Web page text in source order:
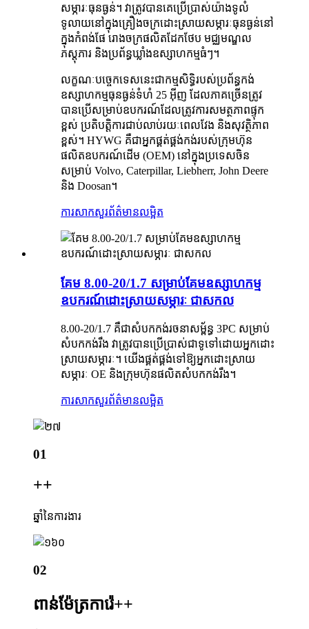
សម្ភារៈធុនធ្ងន់។ វាត្រូវបានគេប្រើប្រាស់យ៉ាងទូលំ
ទូលាយនៅក្នុងគ្រឿងចក្រដោះស្រាយសម្ភារៈធុនធ្ងន់នៅ
ក្នុងកំពង់ផែ រោងចក្រផលិតដែកថែប មជ្ឈមណ្ឌល
ភស្តុភារ និងប្រព័ន្ធឃ្លាំងឧស្សាហកម្មធំៗ។
លក្ខណៈបច្ចេកទេសនេះជាកម្មសិទ្ធិរបស់ប្រព័ន្ធកង់
ឧស្សាហកម្មធុនធ្ងន់ទំហំ 25 អ៊ីញ ដែលភាគច្រើនត្រូវ
បានប្រើសម្រាប់ឧបករណ៍ដែលត្រូវការសមត្ថភាពផ្ទុក
ខ្ពស់ ប្រតិបត្តិការជាប់លាប់រយៈពេលវែង និងសុវត្ថិភាព
ខ្ពស់។ HYWG គឺជាអ្នកផ្គត់ផ្គង់កង់របស់ក្រុមហ៊ុន
ផលិតឧបករណ៍ដើម (OEM) នៅក្នុងប្រទេសចិន
សម្រាប់ Volvo, Caterpillar, Liebherr, John Deere
និង Doosan។
ការសាកសួរព័ត៌មានលម្អិត
គែម 8.00-20/1.7 សម្រាប់គែមឧស្សាហកម្ម
ឧបករណ៍ដោះស្រាយសម្ភារៈ ជាសកល
8.00-20/1.7 គឺជាសំបកកង់រចនាសម្ព័ន្ធ 3PC សម្រាប់
សំបកកង់រឹង វាត្រូវបានប្រើប្រាស់ជាទូទៅដោយអ្នកដោះ
ស្រាយសម្ភារៈ។ យើងផ្គត់ផ្គង់ទៅឱ្យអ្នកដោះស្រាយ
សម្ភារៈ OE និងក្រុមហ៊ុនផលិតសំបកកង់រឹង។
ការសាកសួរព័ត៌មានលម្អិត
01
++
ឆ្នាំនៃការងារ
02
ពាន់ម៉ែត្រការ៉េ++